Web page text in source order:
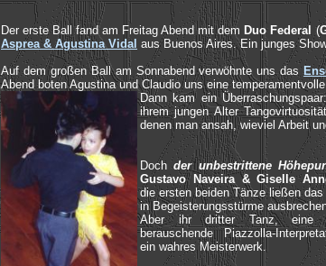
Der erste Ball fand am Freitag Abend mit dem Duo Federal (
Asprea & Agustina Vidal aus Buenos Aires. Ein junges
Auf dem großen Ball am Sonnabend verwöhnte uns das
Abend boten Agustina und Claudio uns eine
Dann kam ein
ihrem jungen Alter
denen man ansah, wieviel Arbeit
Dochder unbestrittene
Gustavo Naveira & Giselle
die ersten beiden Tänze ließen
in Begeisterungsstürme
Aber ihr dritter Tanz, eine
berauschende Piazzolla-
ein wahres Meisterwerk.